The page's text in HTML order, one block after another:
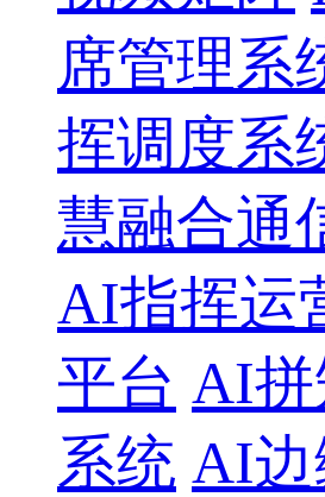
席管理系
挥调度系
慧融合通
AI指挥运
平台 AI拼
系统 AI边